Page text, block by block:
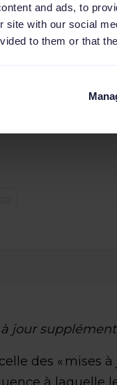
and ads, to
site with our social
to them or that
aspects
jour
des « mises